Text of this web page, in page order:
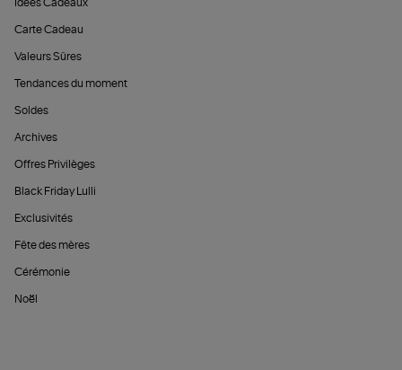
Idées Cadeaux
Carte Cadeau
Valeurs Sûres
Tendances du moment
Soldes
Archives
Offres Privilèges
Black Friday Lulli
Exclusivités
Fête des mères
Cérémonie
Noël